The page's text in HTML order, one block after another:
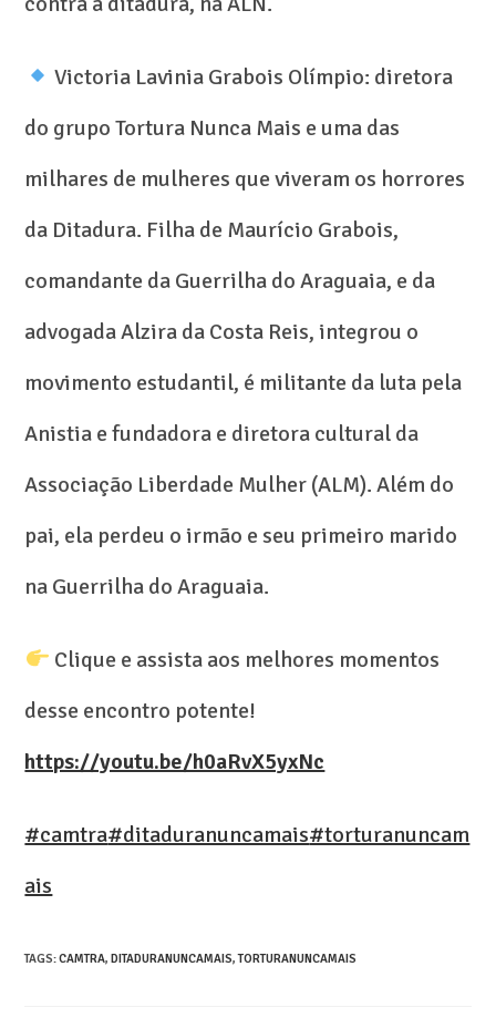
Victoria Lavinia Grabois Olímpio: diretora
do grupo Tortura Nunca Mais e uma das
milhares de mulheres que viveram os horrores
da Ditadura. Filha de Maurício Grabois,
comandante da Guerrilha do Araguaia, e da
advogada Alzira da Costa Reis, integrou o
movimento estudantil, é militante da luta pela
Anistia e fundadora e diretora cultural da
Associação Liberdade Mulher (ALM). Além do
pai, ela perdeu o irmão e seu primeiro marido
na Guerrilha do Araguaia.
Clique e assista aos melhores momentos
desse encontro potente!
https://youtu.be/h0aRvX5yxNc
#camtra#ditaduranuncamais#torturanuncam
ais
TAGS:CAMTRA, DITADURANUNCAMAIS, TORTURANUNCAMAIS